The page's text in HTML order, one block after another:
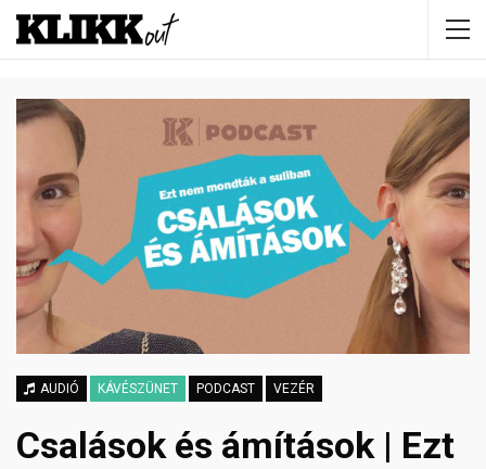
AUDIÓ KÁVÉSZÜNET PODCAST VEZÉR
Csalások és ámítások | Ezt